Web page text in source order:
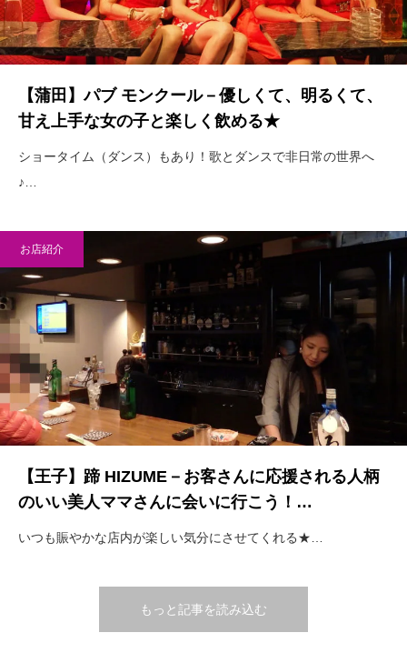
【蒲田】パブ モンクール－優しくて、明るくて、
甘え上手な女の子と楽しく飲める★
ショータイム（ダンス）もあり！歌とダンスで非日常の世界へ
♪…
お店紹介
【王子】蹄 HIZUME－お客さんに応援される人柄
のいい美人ママさんに会いに行こう！…
いつも賑やかな店内が楽しい気分にさせてくれる★…
もっと記事を読み込む